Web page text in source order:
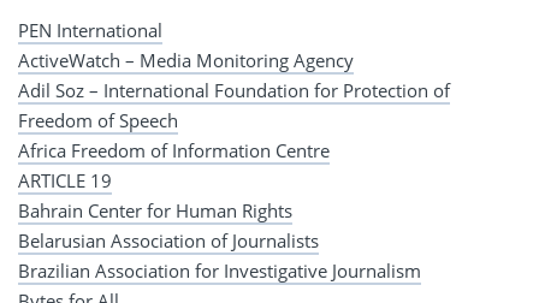
PEN International
ActiveWatch – Media Monitoring Agency
Adil Soz – International Foundation for Protection of
Freedom of Speech
Africa Freedom of Information Centre
ARTICLE 19
Bahrain Center for Human Rights
Belarusian Association of Journalists
Brazilian Association for Investigative Journalism